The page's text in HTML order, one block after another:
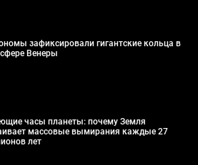
зафиксировали гигантские кольца в
Венеры
часы планеты: почему Земля
массовые вымирания каждые 27
лет